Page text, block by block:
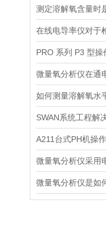
PRO 系列 P3 型操
如何测量溶解氧水
SWAN系统工程解
A211台式PH机操